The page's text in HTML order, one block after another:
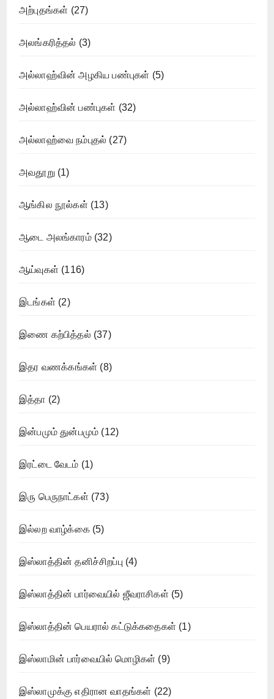
அற்புதங்கள் (27)
அலங்கரித்தல் (3)
அல்லாஹ்வின் அழகிய பண்புகள் (5)
அல்லாஹ்வின் பண்புகள் (32)
அல்லாஹ்வை நம்புதல் (27)
அவதூறு (1)
ஆங்கில நூல்கள் (13)
ஆடை அலங்காரம்(32)
ஆய்வுகள் (116)
இடங்கள் (2)
இணை கற்பித்தல் (37)
இதர வணக்கங்கள் (8)
இத்தா (2)
இன்பமும் துன்பமும் (12)
இரட்டை வேடம் (1)
இரு பெருநாட்கள் (73)
இல்லற வாழ்க்கை(5)
இஸ்லாத்தின் தனிச்சிறப்பு (4)
இஸ்லாத்தின் பார்வையில் ஜீவராசிகள் (5)
இஸ்லாத்தின் பெயரால் கட்டுக்கதைகள் (1)
இஸ்லாமின் பார்வையில் மொழிகள் (9)
இஸ்லாமுக்கு எதிரான வாதங்கள் (22)